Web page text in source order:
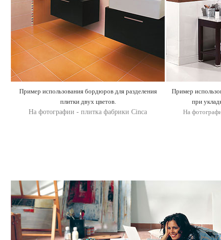
Пример использования бордюров для разделения
плитки двух цветов.
На фотографии - плитка фабрики Cinca
Пример
при
На